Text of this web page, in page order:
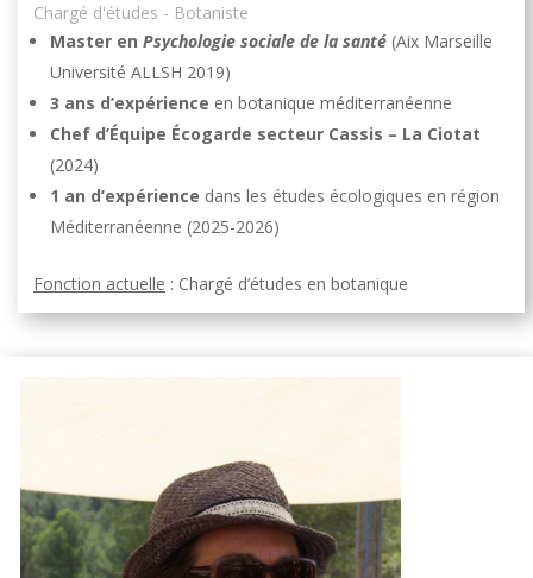
Chargé d'études - Botaniste
Master en Psychologie sociale de la santé (Aix Marseille
Université ALLSH 2019)
3 ans d’expérience en botanique méditerranéenne
Chef d’Équipe Écogarde secteur Cassis – La Ciotat
(2024)
1 an d’expérience dans les études écologiques en région
Méditerranéenne (2025-2026)
Fonction actuelle : Chargé d’études en botanique